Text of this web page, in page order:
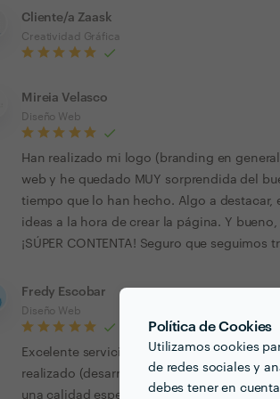
Política de Cookies
Utilizamos cookies
de redes sociales y
debes tener en
Cliente/a Zaask
Creatividad Gráfica
Mireia Velasco
Diseño Web
Han realizado mi logo (branding en
web y he quedado MUY sorprendida del
tiempo que lo han hecho. Algo a
ideas a la hora de crear la página. Y
¡SÚPER CONTENTA! Seguro que seguimos
Fredy Escobar
Diseño Web
Excelente servicio, atención y mejor aún,
realizado (desarrollo y mejora de pagina
una calidad espectacular. Sin lugar a